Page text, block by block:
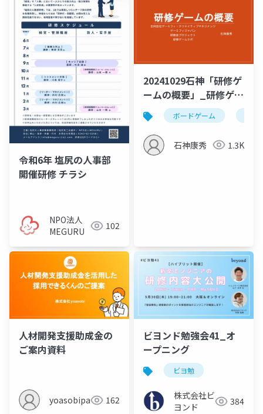
令和6年 塩尻の人事部
開催研修 チラシ
NPO法人
MEGURU
102
20241029石神「研修ゲ
ームの概要」_研修ゲー
ムをもっと知る会
ボードゲーム
石神康秀 1.3K
人材開発支援助成金の
ご案内資料
yoasobipartner162
ビヨンド勉強会41_オ
ープニング
ビヨ勉
株式会社ビ
ヨンド
384